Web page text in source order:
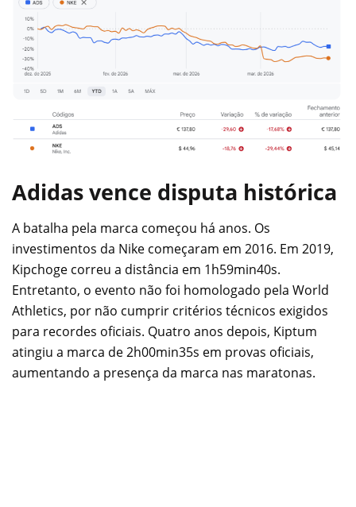
Adidas vence disputa histórica
A batalha pela marca começou há anos. Os
investimentos da Nike começaram em 2016. Em 2019,
Kipchoge correu a distância em 1h59min40s.
Entretanto, o evento não foi homologado pela World
Athletics, por não cumprir critérios técnicos exigidos
para recordes oficiais. Quatro anos depois, Kiptum
atingiu a marca de 2h00min35s em provas oficiais,
aumentando a presença da marca nas maratonas.